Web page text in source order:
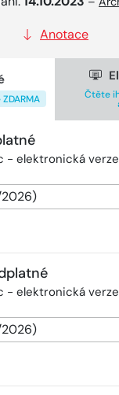
Anotace
Čtěte
- elektronická
- elektronická